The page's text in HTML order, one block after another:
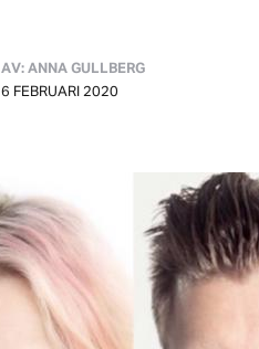
AV: ANNA GULLBERG
6 FEBRUARI 2020